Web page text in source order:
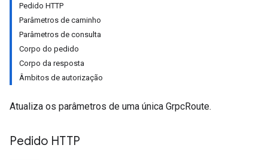
Pedido HTTP
Parâmetros de caminho
Parâmetros de consulta
Corpo do pedido
Corpo da resposta
Âmbitos de autorização
Atualiza os parâmetros de uma única GrpcRoute.
Pedido HTTP